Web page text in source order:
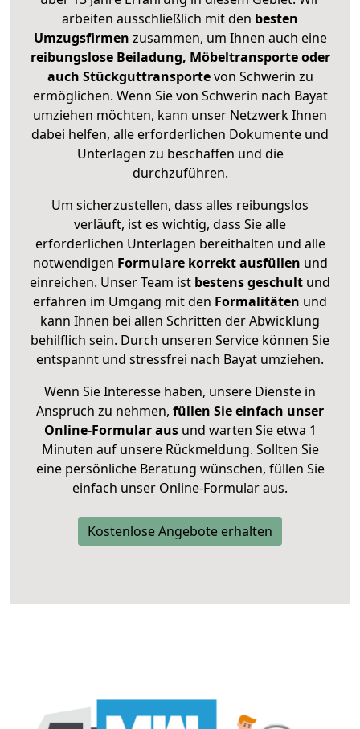
arbeiten ausschließlich mit den besten
Umzugsfirmen zusammen, um Ihnen auch eine
reibungslose Beiladung, Möbeltransporte oder
auch Stückguttransportevon Schwerin zu
ermöglichen. Wenn Sie von Schwerin nach Bayat
umziehen möchten, kann unser Netzwerk Ihnen
dabei helfen, alle erforderlichen Dokumente und
Unterlagen zu beschaffen und die
durchzuführen.
Um sicherzustellen, dass alles reibungslos
verläuft, ist es wichtig, dass Sie alle
erforderlichen Unterlagen bereithalten und alle
notwendigen Formulare korrekt ausfüllen und
einreichen. Unser Team ist bestens geschult und
erfahren im Umgang mit den Formalitäten und
kann Ihnen bei allen Schritten der Abwicklung
behilflich sein. Durch unseren Service können Sie
entspannt und stressfrei nach Bayat umziehen.
Wenn Sie Interesse haben, unsere Dienste in
Anspruch zu nehmen, füllen Sie einfach unser
Online-Formular ausund warten Sie etwa 1
Minuten auf unsere Rückmeldung. Sollten Sie
eine persönliche Beratung wünschen, füllen Sie
einfach unser Online-Formular aus.
Kostenlose Angebote erhalten